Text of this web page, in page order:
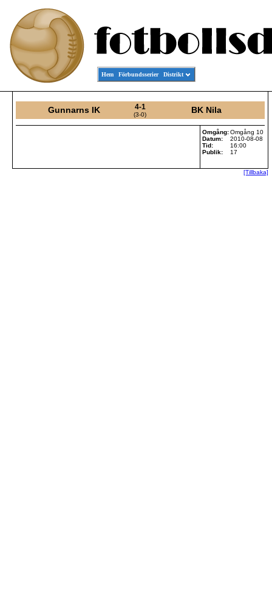
Hem Förbundsserier Distrikt
Gunnarns IK 4-1
(3-0) BK Nila
Omgång:Omgång 10
Datum:
2010-08-08
Tid:
16:00
Publik:
17
[Tillbaka]